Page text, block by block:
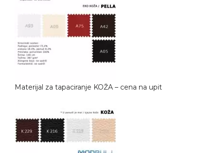
Materijal za tapaciranje KOŽA – cena na upit